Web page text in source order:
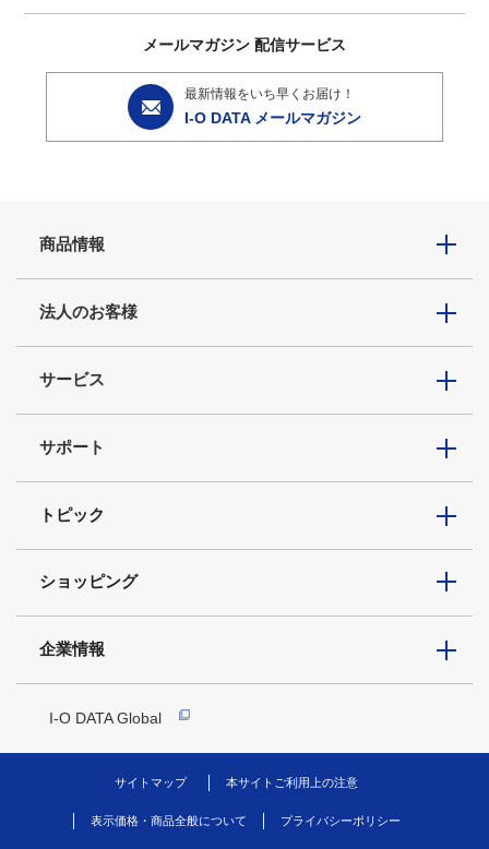
メールマガジン 配信サービス
最新情報をいち早くお届け！
I-O DATA メールマガジン
商品情報
法人のお客様
サービス
サポート
トピック
ショッピング
企業情報
I-O DATA Global
サイトマップ 本サイトご利用上の注意
表示価格・商品全般について プライバシーポリシー